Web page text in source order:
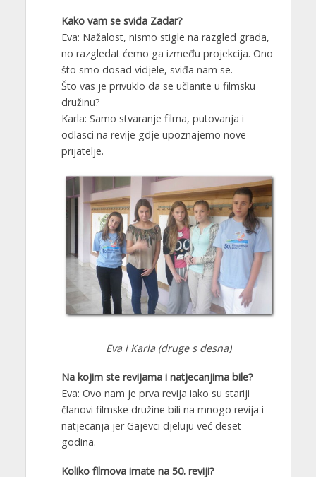
Kako vam se sviđa Zadar?
Eva: Nažalost, nismo stigle na razgled grada,
no razgledat ćemo ga između projekcija. Ono
što smo dosad vidjele, sviđa nam se.
Što vas je privuklo da se učlanite u filmsku
družinu?
Karla: Samo stvaranje filma, putovanja i
odlasci na revije gdje upoznajemo nove
prijatelje.
Eva i Karla (druge s desna)
Na kojim ste revijama i natjecanjima bile?
Eva: Ovo nam je prva revija iako su stariji
članovi filmske družine bili na mnogo revija i
natjecanja jer Gajevci djeluju već deset
godina.
Koliko filmova imate na 50. reviji?